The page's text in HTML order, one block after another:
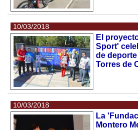
10/03/2018
El
Sport'
de
Torres de
10/03/2018
La
Montero